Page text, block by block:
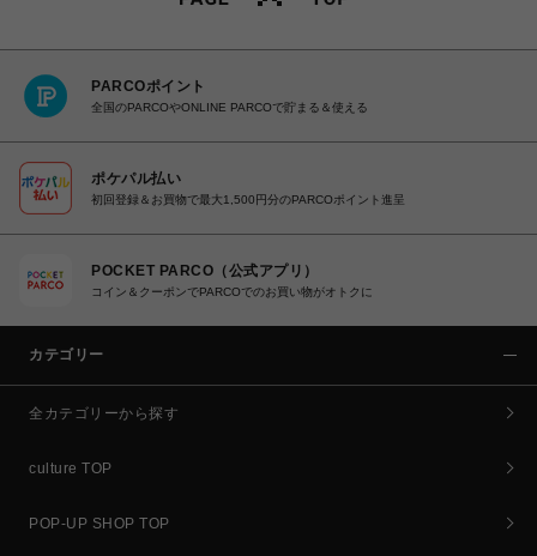
PARCOポイント
全国のPARCOやONLINE PARCOで貯まる＆使える
ポケパル払い
初回登録＆お買物で最大1,500円分のPARCOポイント進呈
POCKET PARCO（公式アプリ）
コイン＆クーポンでPARCOでのお買い物がオトクに
カテゴリー
全カテゴリーから探す
culture TOP
POP-UP SHOP TOP